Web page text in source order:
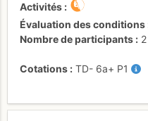
Activités
Évaluation des conditions
Nombre de participants
2
Cotations TD- 6a+ P1